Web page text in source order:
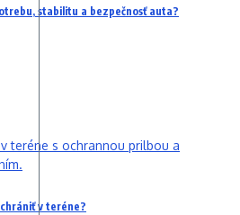
stabilitu a bezpečnosť auta?
v teréne?